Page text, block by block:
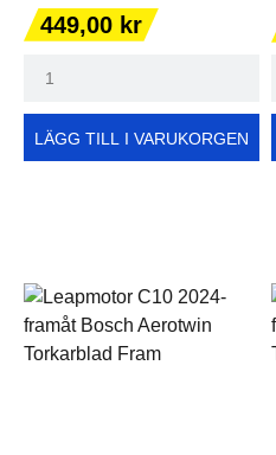
Pris
449,00 kr
LÄGG TILL I VARUKORGEN